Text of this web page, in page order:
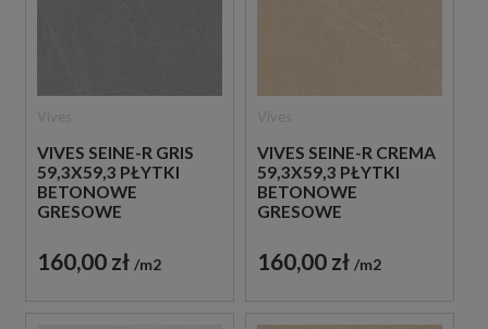
VIVES SEINE-R GRIS
59,3X59,3 PŁYTKI
BETONOWE
GRESOWE
160,00 zł m2
VIVES SEINE-R CREMA
59,3X59,3 PŁYTKI
BETONOWE
GRESOWE
160,00 zł m2